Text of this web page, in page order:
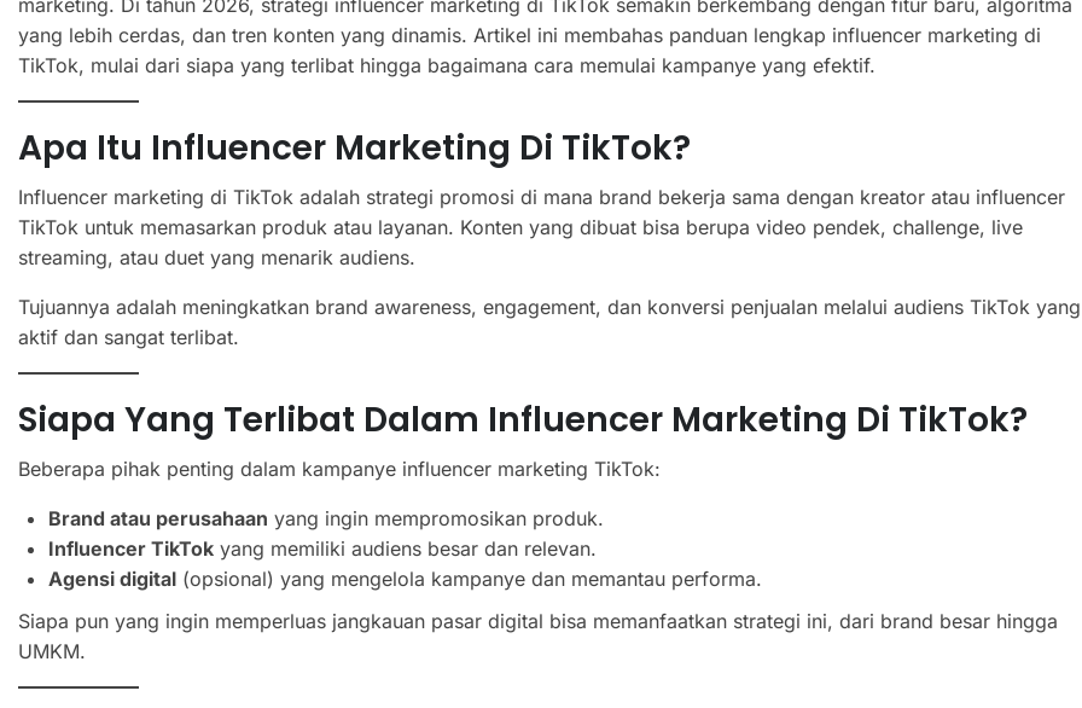
yang lebih cerdas, dan tren konten yang dinamis. Artikel ini membahas panduan lengkap influencer marketing di
TikTok, mulai dari siapa yang terlibat hingga bagaimana cara memulai kampanye yang efektif.
Apa Itu Influencer Marketing Di TikTok?
Influencer marketing di TikTok adalah strategi promosi di mana brand bekerja sama dengan kreator atau influencer
TikTok untuk memasarkan produk atau layanan. Konten yang dibuat bisa berupa video pendek, challenge, live
streaming, atau duet yang menarik audiens.
Tujuannya adalah meningkatkan brand awareness, engagement, dan konversi penjualan melalui audiens TikTok yang
aktif dan sangat terlibat.
Siapa Yang Terlibat Dalam Influencer Marketing Di TikTok?
Beberapa pihak penting dalam kampanye influencer marketing TikTok:
Brand atau perusahaan yang ingin mempromosikan produk.
Influencer TikTok yang memiliki audiens besar dan relevan.
Agensi digital (opsional) yang mengelola kampanye dan memantau performa.
Siapa pun yang ingin memperluas jangkauan pasar digital bisa memanfaatkan strategi ini, dari brand besar hingga
UMKM.